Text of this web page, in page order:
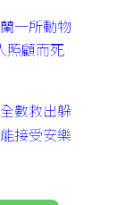
一所動物
照顧而死
數救出躲
接受安樂